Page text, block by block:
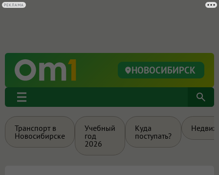
НОВОСИБИРСК
Транспорт в
Новосибирске
Учебный
год
2026
Куда
поступать?
РЕКЛАМА